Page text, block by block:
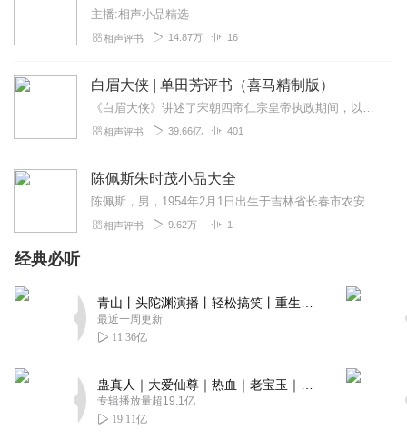
主播:相声小品精选
相声评书 14.87万 16
白眉大侠 | 单田芳评书（喜马精制版）
《白眉大侠》讲述了宋朝四帝仁宗皇帝执政期间，以徐良、白云瑞为书胆，包括七侠、大五义、小五义、小七杰等众开封府校尉，在八王赵德芳、包拯、颜查散等清官的支持下，为保...
相声评书 39.66亿 401
陈佩斯朱时茂小品大全
陈佩斯，男，1954年2月1日出生于吉林省长春市农安县，中国内地喜剧男演员。1984年在中央电视台的春节联欢晚会上与搭档朱时茂表演小品《吃面条》，被观众所识。...
相声评书 9.62万 1
经典必听
最近一周更新
11.36亿
专辑播放量超19.1亿
19.11亿